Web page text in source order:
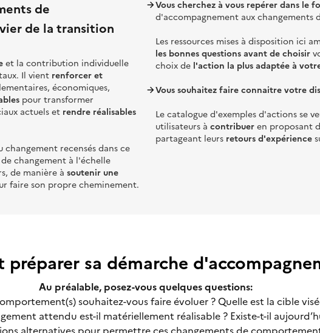
de
de la transition
et la contribution individuelle
Il vient renforcer et
économiques,
pour transformer
actuels et rendre réalisables
changement recensés dans ce
de changement à l'échelle
de manière àsoutenir une
faire son propre cheminement.
Vous cherchez à vous repérer dans le
d'accompagnement aux changements
Les ressources mises à disposition ici
les bonnes questions avant de choisir
choix de l'action la plus adaptée à
Vous souhaitez faire connaitre votre
Le catalogue d'exemples d'actions se
utilisateurs à contribuer en proposant
partageant leurs retours d'expérience
préparer sa démarche
Au préalable, posez-vous quelques questions:
souhaitez-vous faire évoluer ? Quelle est la cible
attendu est-il matériellement réalisable ? Existe-t-il
alternatives pour permettre ces changements de